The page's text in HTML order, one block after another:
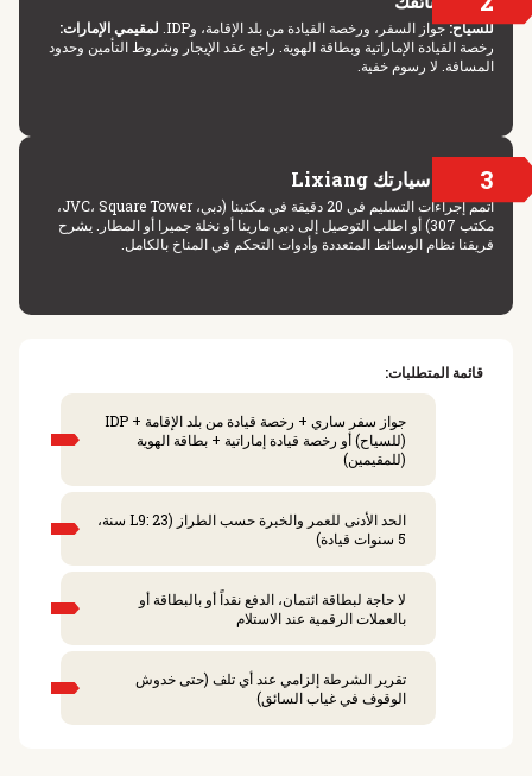
للسياح:جواز السفر، ورخصة القيادة من بلد الإقامة، وIDP.
لمقيمي الإمارات:
رخصة القيادة الإماراتية وبطاقة الهوية. راجع عقد الإيجار وشروط التأمين وحدود
المسافة. لا رسوم خفية.
3 استلم سيارتك Lixiang
أتمم إجراءات التسليم في 20 دقيقة في مكتبنا (دبي، JVC، Square Tower،
مكتب 307) أو اطلب التوصيل إلى دبي مارينا أو نخلة جميرا أو المطار. يشرح
فريقنا نظام الوسائط المتعددة وأدوات التحكم في المناخ بالكامل.
قائمة المتطلبات:
جواز سفر ساري + رخصة قيادة من بلد الإقامة + IDP
(للسياح) أو رخصة قيادة إماراتية + بطاقة الهوية
(للمقيمين)
الحد الأدنى للعمر والخبرة حسب الطراز (L9: 23 سنة،
5 سنوات قيادة)
لا حاجة لبطاقة ائتمان، الدفع نقداً أو بالبطاقة أو
بالعملات الرقمية عند الاستلام
تقرير الشرطة إلزامي عند أي تلف (حتى خدوش
الوقوف في غياب السائق)